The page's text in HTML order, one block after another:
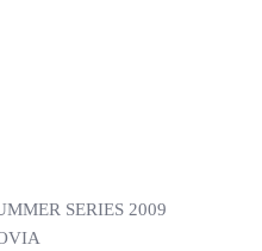
SERIES 2009